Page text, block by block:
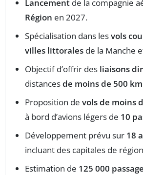
Lancement de la compagnie
Région en 2027.
Spécialisation dans lesvols
villes littorales de la Manche
Objectif d’offrir des liaisons
distancesde moins de 500 km
Proposition de vols de moins
à bord d’avions légers de 10
Développement prévu sur 18
incluant des capitales de
Estimation de 125 000